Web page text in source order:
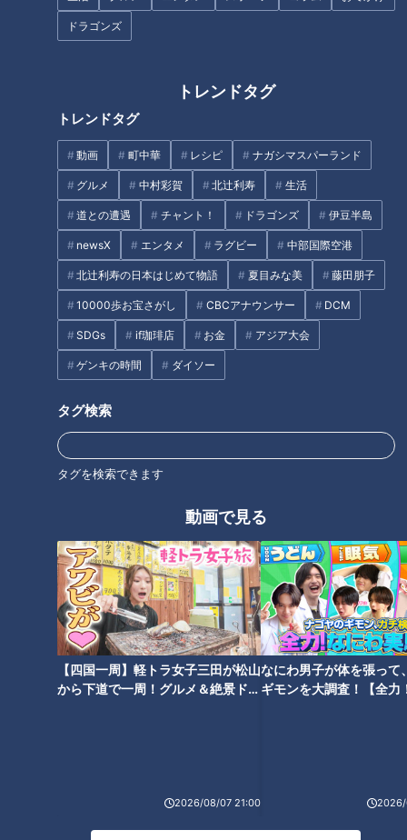
ドラゴンズ
トレンドタグ
トレンドタグ
動画 町中華 レシピ ナガシマスパーランド
グルメ 中村彩賀 北辻利寿 生活
道との遭遇 チャント！ ドラゴンズ 伊豆半島
newsX エンタメ ラグビー 中部国際空港
北辻利寿の日本はじめて物語 夏目みな美 藤田朋子
10000歩お宝さがし CBCアナウンサー DCM
SDGs if珈琲店 お金 アジア大会
ゲンキの時間 ダイソー
タグ検索
タグを検索できます
動画で見る
【四国一周】軽トラ女子三田が松山
から下道で一周！グルメ＆絶景ドラ
2026/08/07 21:00
なにわ男子が体を張って
ギモンを大調査！【全力
2026/
８℃の発熱も…猛暑の中、賀久
くんは～配信型ドキュメンタリ
ー「ピエロと呼ばれた息子」第
本当に怖い！高齢者の貧血
ドキュメンタリー WEB限定
ピエロと呼ばれた息子
オススメ関連コンテンツ
【次の動画】猛暑の夏も…長袖
長ズボンで過ごします！1歳の頃
の映像も。皮膚の難病『道化師
様魚鱗癬』定期配信型ドキュメ
ンタリー第１６話
【前の動画】保湿は続けなけれ
ばなりません 幼稚園に持参す
る５つの容器の中身は…道化師
様魚鱗癬定期配信型ドキュメン
タリー 第１４話
【ピエロの父】とうちゃんが寝
きょうは歌って踊ります！ ピエ